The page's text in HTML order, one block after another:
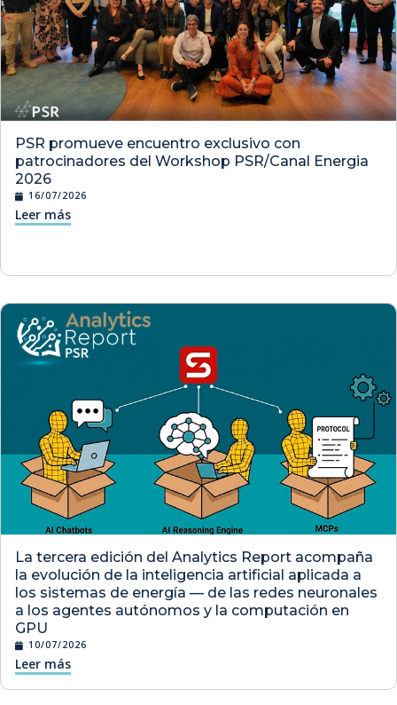
PSR promueve encuentro exclusivo con
patrocinadores del Workshop PSR/Canal Energia
2026
16/07/2026
Leer más
La tercera edición del Analytics Report acompaña
la evolución de la inteligencia artificial aplicada a
los sistemas de energía — de las redes neuronales
a los agentes autónomos y la computación en
GPU
10/07/2026
Leer más